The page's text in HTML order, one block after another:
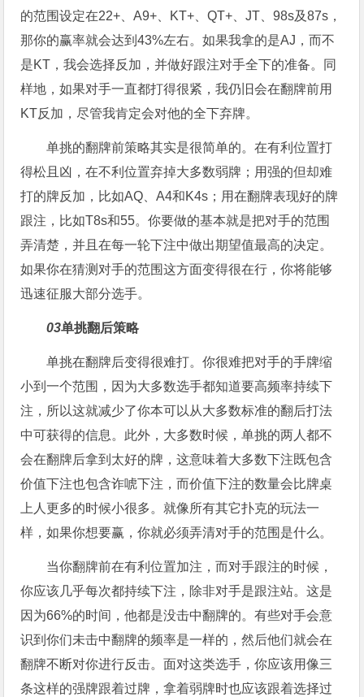
的范围设定在22+、A9+、KT+、QT+、JT、98s及87s，
那你的赢率就会达到43%左右。如果我拿的是AJ，而不
是KT，我会选择反加，并做好跟注对手全下的准备。同
样地，如果对手一直都打得很紧，我仍旧会在翻牌前用
KT反加，尽管我肯定会对他的全下弃牌。
单挑的翻牌前策略其实是很简单的。在有利位置打
得松且凶，在不利位置弃掉大多数弱牌；用强的但却难
打的牌反加，比如AQ、A4和K4s；用在翻牌表现好的牌
跟注，比如T8s和55。你要做的基本就是把对手的范围
弄清楚，并且在每一轮下注中做出期望值最高的决定。
如果你在猜测对手的范围这方面变得很在行，你将能够
迅速征服大部分选手。
03单挑翻后策略
单挑在翻牌后变得很难打。你很难把对手的手牌缩
小到一个范围，因为大多数选手都知道要高频率持续下
注，所以这就减少了你本可以从大多数标准的翻后打法
中可获得的信息。此外，大多数时候，单挑的两人都不
会在翻牌后拿到太好的牌，这意味着大多数下注既包含
价值下注也包含诈唬下注，而价值下注的数量会比牌桌
上人更多的时候小很多。就像所有其它扑克的玩法一
样，如果你想要赢，你就必须弄清对手的范围是什么。
当你翻牌前在有利位置加注，而对手跟注的时候，
你应该几乎每次都持续下注，除非对手是跟注站。这是
因为66%的时间，他都是没击中翻牌的。有些对手会意
识到你们未击中翻牌的频率是一样的，然后他们就会在
翻牌不断对你进行反击。面对这类选手，你应该用像三
条这样的强牌跟着过牌，拿着弱牌时也应该跟着选择过